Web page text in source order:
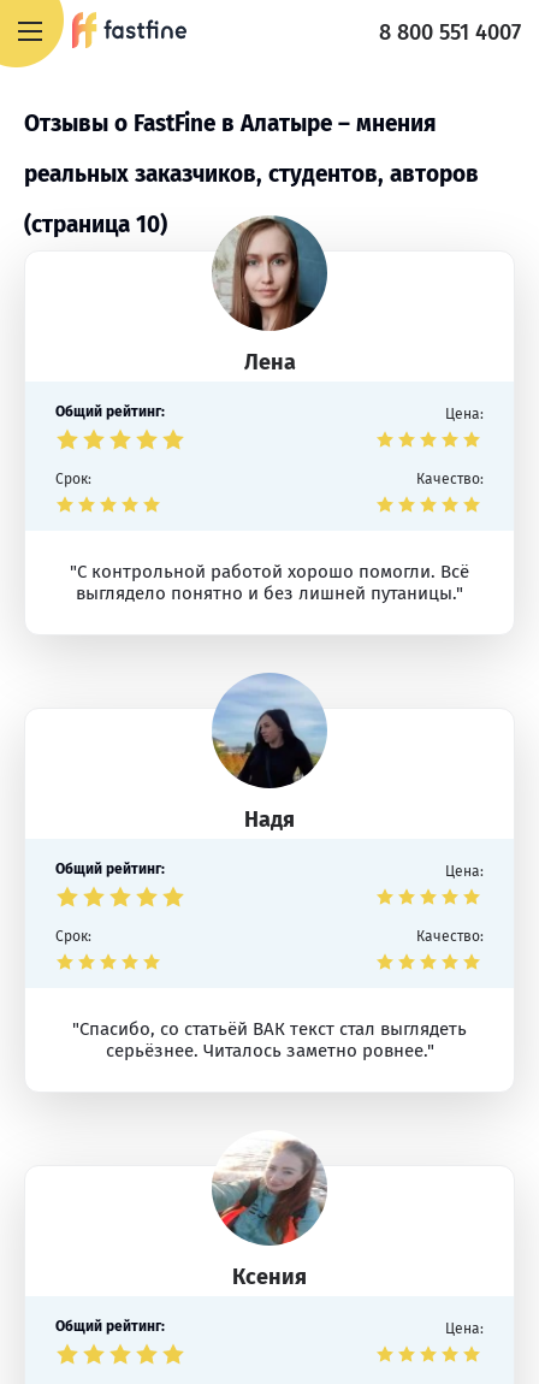
8 800 551 4007
Отзывы о FastFine в Алатыре – мнения
реальных заказчиков, студентов, авторов
(страница 10)
Лена
Общий рейтинг: Цена:
Срок: Качество:
"С контрольной работой хорошо помогли. Всё
выглядело понятно и без лишней путаницы."
Надя
Общий рейтинг: Цена:
Срок: Качество:
"Спасибо, со статьёй ВАК текст стал выглядеть
серьёзнее. Читалось заметно ровнее."
Ксения
Общий рейтинг: Цена: